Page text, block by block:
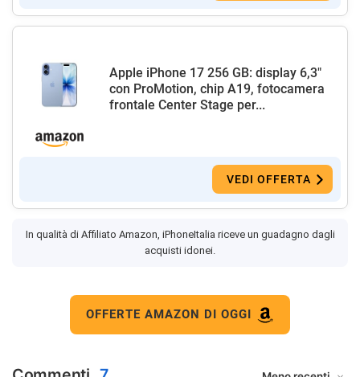
Apple iPhone 17 256 GB: display 6,3"
con ProMotion, chip A19, fotocamera
frontale Center Stage per...
VEDI OFFERTA
In qualità di Affiliato Amazon, iPhoneItalia riceve un guadagno dagli
acquisti idonei.
OFFERTE AMAZON DI OGGI